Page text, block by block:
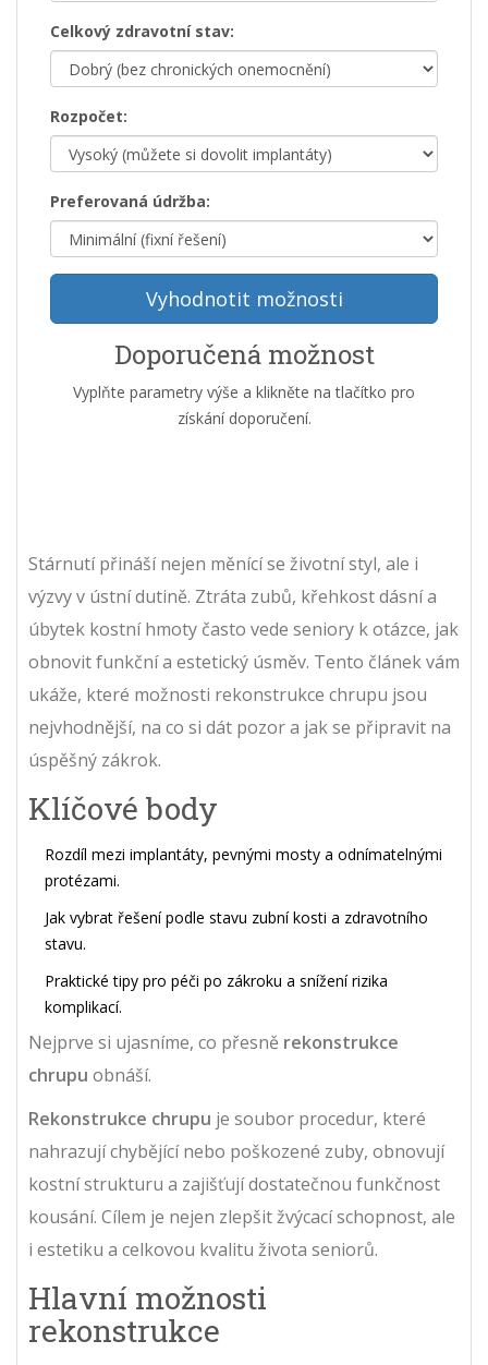
Celkový zdravotní stav:
Rozpočet:
Preferovaná údržba:
Vyhodnotit možnosti
Doporučená možnost
Vyplňte parametry výše a klikněte na tlačítko pro
získání doporučení.
Stárnutí přináší nejen měnící se životní styl, ale i
výzvy v ústní dutině. Ztráta zubů, křehkost dásní a
úbytek kostní hmoty často vede seniory k otázce, jak
obnovit funkční a estetický úsměv. Tento článek vám
ukáže, které možnosti rekonstrukce chrupu jsou
nejvhodnější, na co si dát pozor a jak se připravit na
úspěšný zákrok.
Klíčové body
Rozdíl mezi implantáty, pevnými mosty a odnímatelnými
protézami.
Jak vybrat řešení podle stavu zubní kosti a zdravotního
stavu.
Praktické tipy pro péči po zákroku a snížení rizika
komplikací.
Nejprve si ujasníme, co přesně rekonstrukce
chrupu obnáší.
Rekonstrukce chrupu je soubor procedur, které
nahrazují chybějící nebo poškozené zuby, obnovují
kostní strukturu a zajišťují dostatečnou funkčnost
kousání. Cílem je nejen zlepšit žvýcací schopnost, ale
i estetiku a celkovou kvalitu života seniorů.
Hlavní možnosti
rekonstrukce